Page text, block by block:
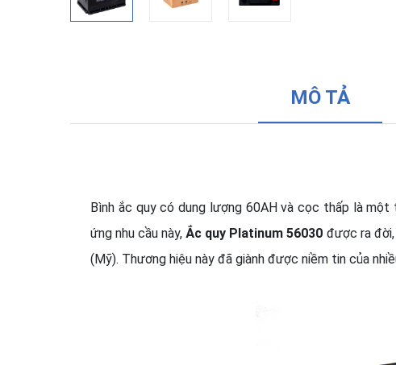
MÔ TẢ
Bình ắc quy có dung lượng 60AH và cọc thấp là
ứng nhu cầu này,Ắc quy Platinum 56030 được ra
(Mỹ). Thương hiệu này đã giành được niềm tin của